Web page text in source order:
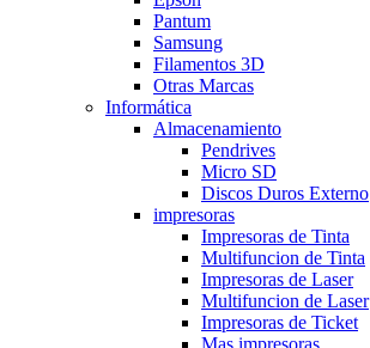
Pantum
Samsung
Filamentos 3D
Otras Marcas
Informática
Almacenamiento
Pendrives
Micro SD
Discos Duros Externo
impresoras
Impresoras de Tinta
Multifuncion de Tinta
Impresoras de Laser
Multifuncion de Laser
Impresoras de Ticket
Mas impresoras